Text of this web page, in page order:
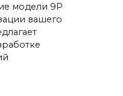
модели 9P
вашего